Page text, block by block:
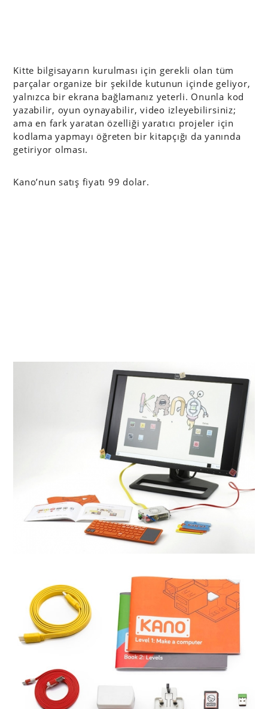
Kitte bilgisayarın kurulması için gerekli olan tüm
parçalar organize bir şekilde kutunun içinde geliyor,
yalnızca bir ekrana bağlamanız yeterli. Onunla kod
yazabilir, oyun oynayabilir, video izleyebilirsiniz;
ama en fark yaratan özelliği yaratıcı projeler için
kodlama yapmayı öğreten bir kitapçığı da yanında
getiriyor olması.
Kano’nun satış fiyatı 99 dolar.